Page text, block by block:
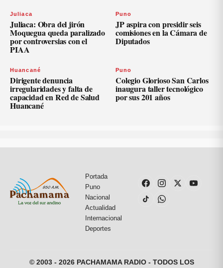
Juliaca
Juliaca: Obra del jirón
Moquegua queda paralizado
por controversias con el
PIAA
Puno
JP aspira con presidir seis
comisiones en la Cámara de
Diputados
Huancané
Dirigente denuncia
irregularidades y falta de
capacidad en Red de Salud
Huancané
Puno
Colegio Glorioso San Carlos
inaugura taller tecnológico
por sus 201 años
Portada
Puno
Nacional
Actualidad
Internacional
Deportes
© 2003 - 2026 PACHAMAMA RADIO - TODOS LOS